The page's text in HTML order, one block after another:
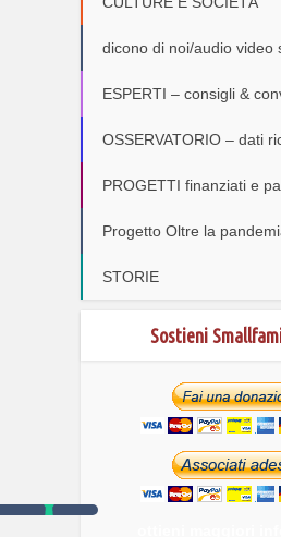
dicono di noi/audio video
ESPERTI – consigli &
OSSERVATORIO – dati
PROGETTI finanziati e
Progetto Oltre la
STORIE
Sostieni